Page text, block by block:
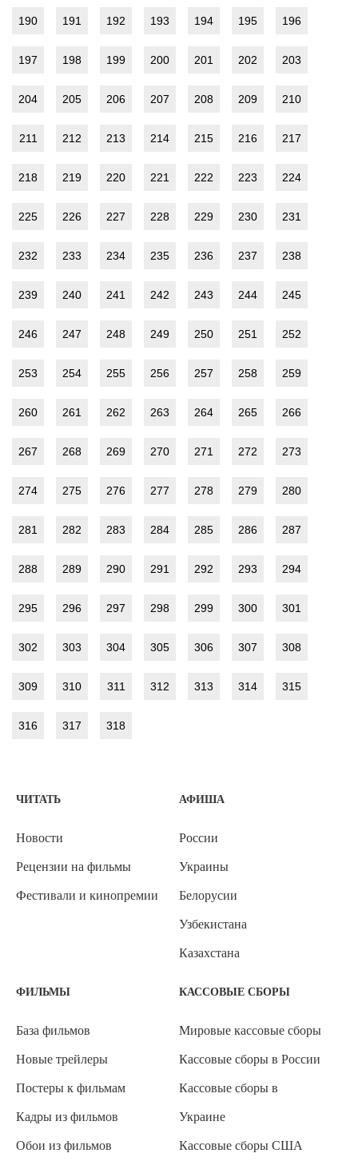
190 191 192 193 194 195 196
197 198 199 200 201 202 203
204 205 206 207 208 209 210
211 212 213 214 215 216 217
218 219 220 221 222 223 224
225 226 227 228 229 230 231
232 233 234 235 236 237 238
239 240 241 242 243 244 245
246 247 248 249 250 251 252
253 254 255 256 257 258 259
260 261 262 263 264 265 266
267 268 269 270 271 272 273
274 275 276 277 278 279 280
281 282 283 284 285 286 287
288 289 290 291 292 293 294
295 296 297 298 299 300 301
302 303 304 305 306 307 308
309 310 311 312 313 314 315
316 317 318
ЧИТАТЬ
Новости
Рецензии на фильмы
Фестивали и кинопремии
АФИША
России
Украины
Белорусии
Узбекистана
Казахстана
ФИЛЬМЫ
База фильмов
Новые трейлеры
Постеры к фильмам
Кадры из фильмов
Обои из фильмов
КАССОВЫЕ СБОРЫ
Мировые кассовые сборы
Кассовые сборы в России
Кассовые сборы в
Украине
Кассовые сборы США